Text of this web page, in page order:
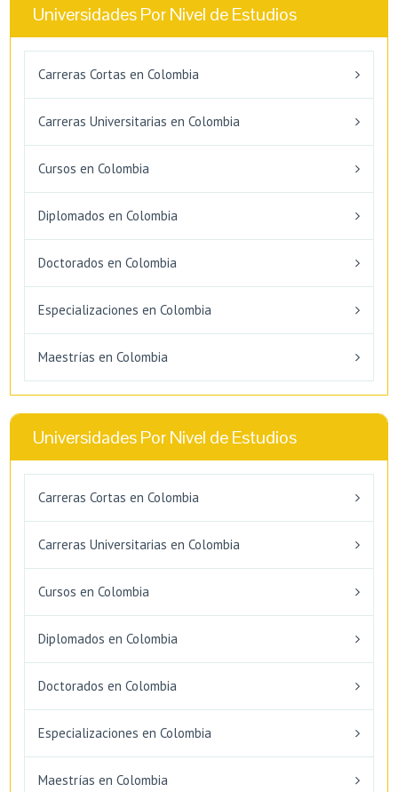
Universidades Por Nivel de Estudios
Carreras Cortas en Colombia
Carreras Universitarias en Colombia
Cursos en Colombia
Diplomados en Colombia
Doctorados en Colombia
Especializaciones en Colombia
Maestrías en Colombia
Universidades Por Nivel de Estudios
Carreras Cortas en Colombia
Carreras Universitarias en Colombia
Cursos en Colombia
Diplomados en Colombia
Doctorados en Colombia
Especializaciones en Colombia
Maestrías en Colombia